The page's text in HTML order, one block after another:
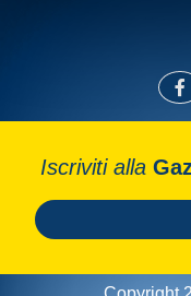
Iscriviti alla